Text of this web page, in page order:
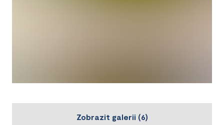
Zobrazit galerii (6)